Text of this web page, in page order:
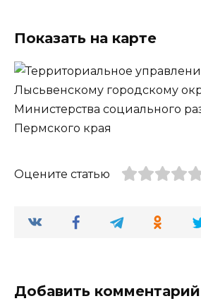
Показать на карте
Оцените статью
Добавить комментарий